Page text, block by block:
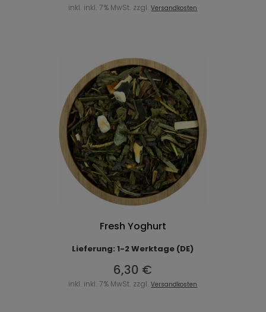
inkl. inkl. 7% MwSt. zzgl.Versandkosten
Fresh Yoghurt
Lieferung: 1-2 Werktage (DE)
6,30 €
inkl. inkl. 7% MwSt. zzgl.Versandkosten